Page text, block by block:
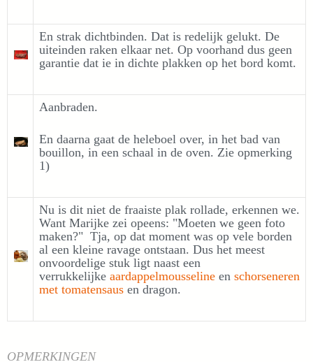
En strak dichtbinden. Dat is redelijk gelukt. De
uiteinden raken elkaar net. Op voorhand dus geen
garantie dat ie in dichte plakken op het bord komt.
Aanbraden.
En daarna gaat de heleboel over, in het bad van
bouillon, in een schaal in de oven. Zie opmerking
1)
Nu is dit niet de fraaiste plak rollade, erkennen we.
Want Marijke zei opeens: "Moeten we geen foto
maken?" Tja, op dat moment was op vele borden
al een kleine ravage ontstaan. Dus het meest
onvoordelige stuk ligt naast een
verrukkelijke aardappelmousseline en schorseneren
met tomatensaus en dragon.
OPMERKINGEN